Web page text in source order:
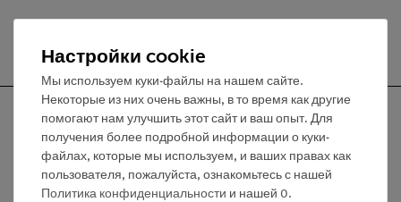
Nach oben
Настройки cookie
Мы используем куки-файлы на нашем сайте.
Некоторые из них очень важны, в то время как другие
помогают нам улучшить этот сайт и ваш опыт. Для
получения более подробной информации о куки-
файлах, которые мы используем, и ваших правах как
пользователя, пожалуйста, ознакомьтесь с нашей
Политика конфиденциальности и нашей 0.